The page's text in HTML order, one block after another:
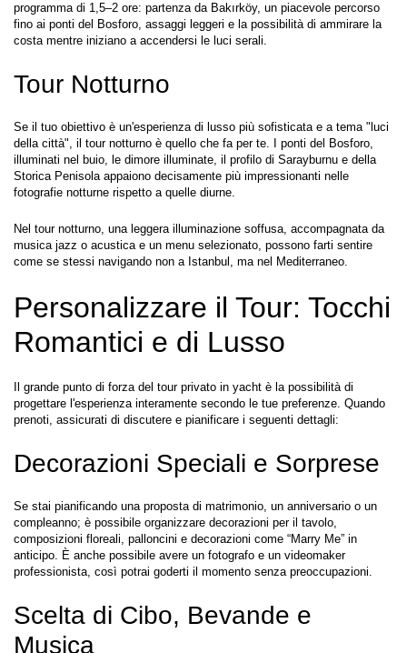
programma di 1,5–2 ore: partenza da Bakırköy, un piacevole percorso
fino ai ponti del Bosforo, assaggi leggeri e la possibilità di ammirare la
costa mentre iniziano a accendersi le luci serali.
Tour Notturno
Se il tuo obiettivo è un'esperienza di lusso più sofisticata e a tema "luci
della città", il tour notturno è quello che fa per te. I ponti del Bosforo,
illuminati nel buio, le dimore illuminate, il profilo di Sarayburnu e della
Storica Penisola appaiono decisamente più impressionanti nelle
fotografie notturne rispetto a quelle diurne.
Nel tour notturno, una leggera illuminazione soffusa, accompagnata da
musica jazz o acustica e un menu selezionato, possono farti sentire
come se stessi navigando non a Istanbul, ma nel Mediterraneo.
Personalizzare il Tour: Tocchi
Romantici e di Lusso
Il grande punto di forza del tour privato in yacht è la possibilità di
progettare l'esperienza interamente secondo le tue preferenze. Quando
prenoti, assicurati di discutere e pianificare i seguenti dettagli:
Decorazioni Speciali e Sorprese
Se stai pianificando una proposta di matrimonio, un anniversario o un
compleanno; è possibile organizzare decorazioni per il tavolo,
composizioni floreali, palloncini e decorazioni come “Marry Me” in
anticipo. È anche possibile avere un fotografo e un videomaker
professionista, così potrai goderti il momento senza preoccupazioni.
Scelta di Cibo, Bevande e
Musica